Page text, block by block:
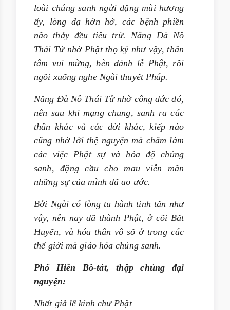
loài chúng sanh ngửi đặng mùi hương
ấy, lòng dạ hớn hở, các bệnh phiền
não thảy đều tiêu trừ. Năng Đà Nô
Thái Tử nhờ Phật thọ ký như vậy, thân
tâm vui mừng, bèn đảnh lễ Phật, rồi
ngồi xuống nghe Ngài thuyết Pháp.
Năng Đà Nô Thái Tử nhờ công đức đó,
nên sau khi mạng chung, sanh ra các
thân khác và các đời khác, kiếp nào
cũng nhờ lời thệ nguyện mà chăm làm
các việc Phật sự và hóa độ chúng
sanh, đặng cầu cho mau viên mãn
những sự của mình đã ao ước.
Bởi Ngài có lòng tu hành tinh tấn như
vậy, nên nay đã thành Phật, ở cõi Bất
Huyến, và hóa thân vô số ở trong các
thế giới mà giáo hóa chúng sanh.
Phổ Hiền Bồ-tát, thập chủng đại
nguyện:
Nhất giả lễ kính chư Phật